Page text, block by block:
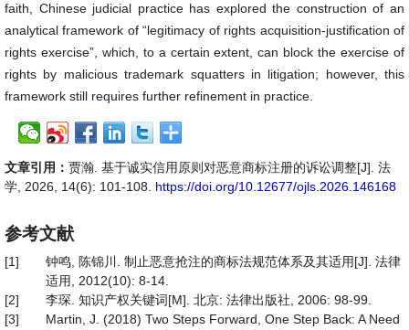
faith, Chinese judicial practice has explored the construction of an
analytical framework of “legitimacy of rights acquisition-justification of
rights exercise”, which, to a certain extent, can block the exercise of
rights by malicious trademark squatters in litigation; however, this
framework still requires further refinement in practice.
文章引用： 贾瀚. 基于诚实信用原则对恶意商标注册的诉讼调整[J]. 法
学, 2026, 14(6): 101-108. https://doi.org/10.12677/ojls.2026.146168
参考文献
[1]
钟鸣, 陈锦川. 制止恶意抢注的商标法规范体系及其适用[J]. 法律
适用, 2012(10): 8-14.
[2]
李琛. 知识产权关键词[M]. 北京: 法律出版社, 2006: 98-99.
[3]
Martin, J. (2018) Two Steps Forward, One Step Back: A Need